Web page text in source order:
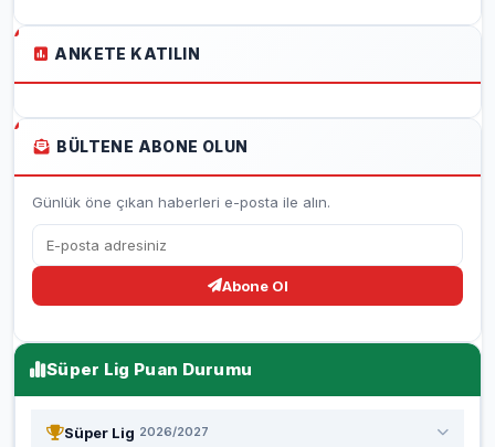
ANKETE KATILIN
BÜLTENE ABONE OLUN
Günlük öne çıkan haberleri e-posta ile alın.
Abone Ol
Süper Lig Puan Durumu
Süper Lig 2026/2027